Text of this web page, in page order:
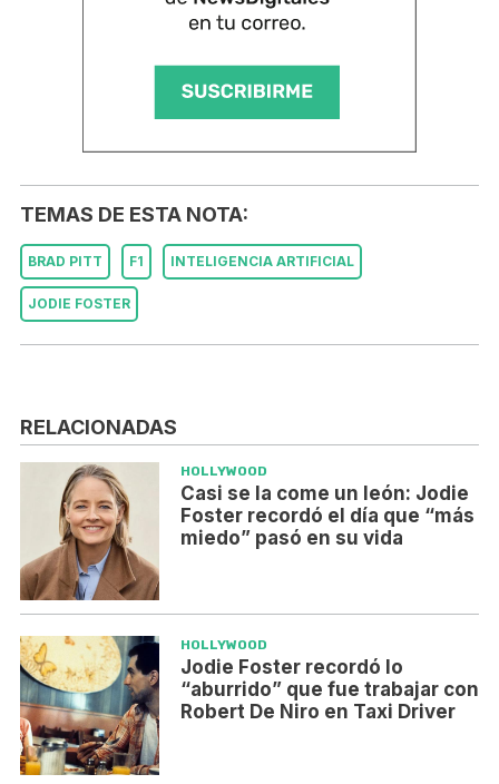
TEMAS DE ESTA NOTA:
BRAD PITT F1 INTELIGENCIA ARTIFICIAL
JODIE FOSTER
RELACIONADAS
HOLLYWOOD
Casi se la come un león: Jodie
Foster recordó el día que “más
miedo” pasó en su vida
HOLLYWOOD
Jodie Foster recordó lo
“aburrido” que fue trabajar con
Robert De Niro en Taxi Driver